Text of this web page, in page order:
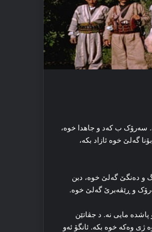
سه‌رۆک ب که‌د و جاهدا خوه‌،
گه‌لێ خوه‌ ئازاد بکه‌،
و ده‌نگێ گه‌لێ خوه‌، دبن
و ڕێڤه‌برێ گه‌لێ خوه‌.
مایی نه‌. د جڤاتێن
ژی وه‌که‌ خوه‌ بکه‌. ئانگۆ ئه‌و